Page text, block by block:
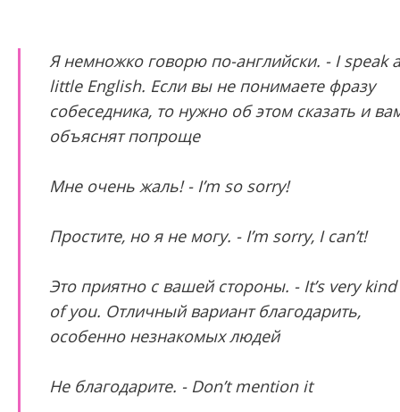
Я немножко говорю по-английски. - I speak a
little English. Если вы не понимаете фразу
собеседника, то нужно об этом сказать и
объяснят попроще
Мне очень жаль! - I’m so sorry!
Простите, но я не могу. - I’m sorry, I can’t!
Это приятно с вашей стороны. - It’s very kind
of you. Отличный вариант благодарить,
особенно незнакомых людей
Не благодарите. - Don’t mention it